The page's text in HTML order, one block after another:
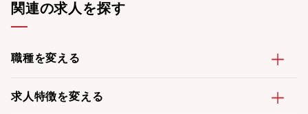
関連の求人を探す
職種を変える
求人特徴を変える